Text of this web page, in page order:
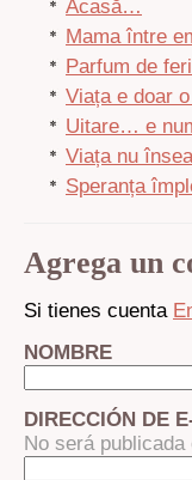
Acasă…
Mama între
Parfum de
Viața e doar
Uitare… e
Viața nu
Speranța
Agrega un
Si tienes cuenta
NOMBRE
DIRECCIÓN DE
No será publicada